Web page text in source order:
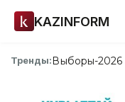
KAZINFORM
Тренды:Выборы-2026